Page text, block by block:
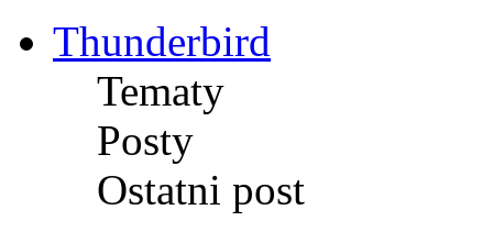
Thunderbird
Tematy
Posty
Ostatni post